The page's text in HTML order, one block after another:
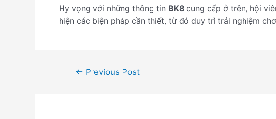
Hy vọng với những thông tin BK8 cung cấp ở trên, hội
hiện các biện pháp cần thiết, từ đó duy trì trải nghiệm
← Previous Post